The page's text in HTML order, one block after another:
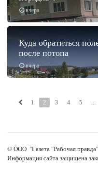
вчера
вчера
Куда обратиться
после потопа
1 2 3 4 5 ...
© ООО "Газета "Рабочая правда"
Информация сайта защищена